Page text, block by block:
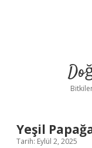
Yeşil
Tarih: Eylül 2, 2025